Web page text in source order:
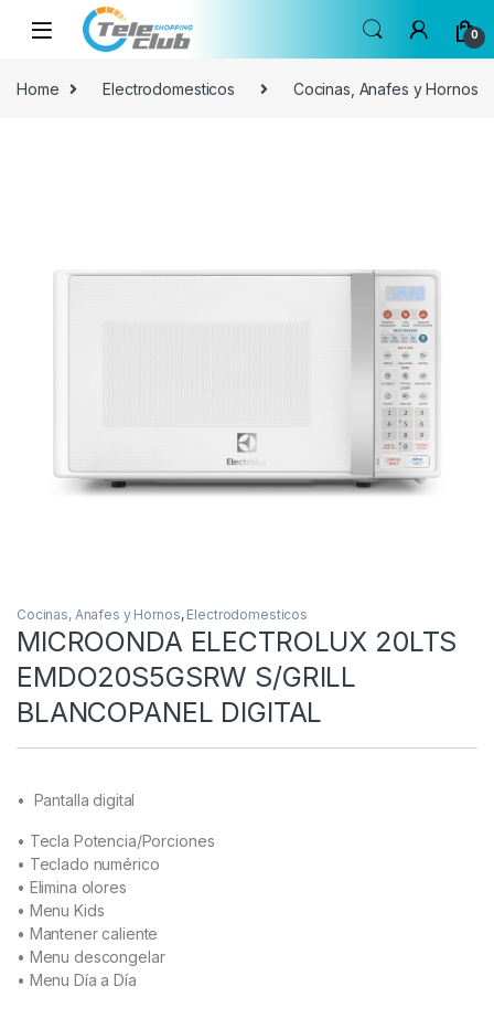
Skip to navigation
Skip to content
0
Home Electrodomesticos Cocinas, Anafes y Hornos
Cocinas, Anafes y Hornos, Electrodomesticos
MICROONDA ELECTROLUX 20LTS
EMDO20S5GSRW S/GRILL
BLANCOPANEL DIGITAL
• Pantalla digital
• Tecla Potencia/Porciones
• Teclado numérico
• Elimina olores
• Menu Kids
• Mantener caliente
• Menu descongelar
• Menu Día a Día